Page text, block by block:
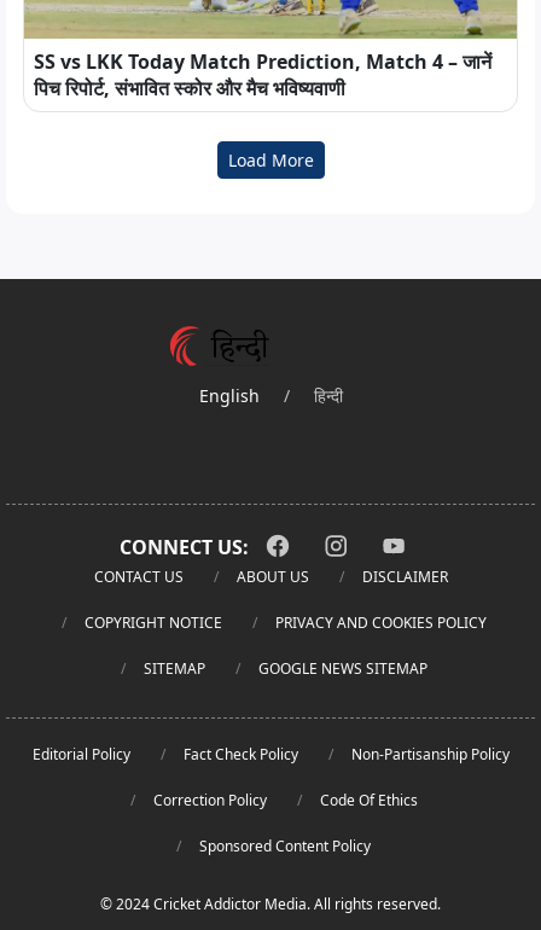
SS vs LKK Today Match Prediction, Match 4 – जानें
पिच रिपोर्ट, संभावित स्कोर और मैच भविष्यवाणी
Load More
English / हिन्दी
CONNECT US:
CONTACT US ABOUT US DISCLAIMER
COPYRIGHT NOTICE PRIVACY AND COOKIES POLICY
SITEMAP GOOGLE NEWS SITEMAP
Editorial Policy Fact Check Policy Non-Partisanship Policy
Correction Policy Code Of Ethics
Sponsored Content Policy
© 2024 Cricket Addictor Media. All rights reserved.